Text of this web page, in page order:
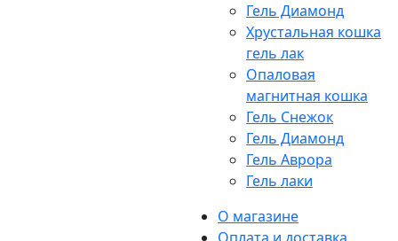
Гель Диамонд
Хрустальная кошка
гель лак
Опаловая
магнитная кошка
Гель Снежок
Гель Диамонд
Гель Аврора
Гель лаки
О магазине